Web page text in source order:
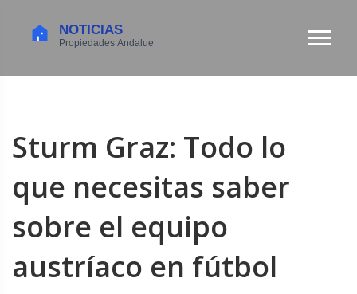
Sturm Graz: Todo lo
que necesitas saber
sobre el equipo
austríaco en fútbol